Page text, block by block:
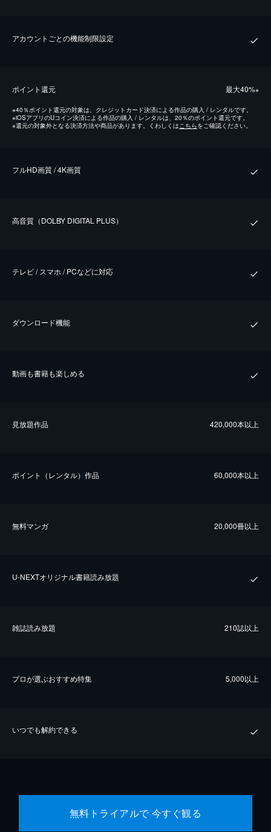
アカウントごとの機能制限設定
ポイント還元 最⼤40%※
※40％ポイント還元の対象は、クレジットカード決済による作品の購入 / レンタルです。
※iOSアプリのUコイン決済による作品の購入 / レンタルは、20％のポイント還元です。
※還元の対象外となる決済方法や商品があります。くわしくはこちらをご確認ください。
フルHD画質 / 4K画質
⾼⾳質（DOLBY DIGITAL PLUS）
テレビ / スマホ / PCなどに対応
ダウンロード機能
動画も書籍も楽しめる
⾒放題作品 420,000本以上
ポイント（レンタル）作品 60,000本以上
無料マンガ 20,000冊以上
U-NEXTオリジナル書籍読み放題
雑誌読み放題 210誌以上
プロが選ぶおすすめ特集 5,000以上
いつでも解約できる
無料トライアルで 今すぐ観る